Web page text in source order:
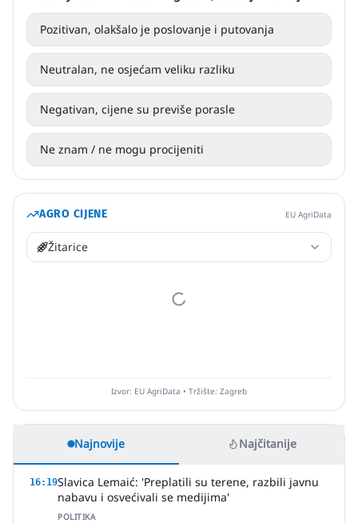
Pozitivan, olakšalo je poslovanje i putovanja
Neutralan, ne osjećam veliku razliku
Negativan, cijene su previše porasle
Ne znam / ne mogu procijeniti
AGRO CIJENE EU AgriData
Žitarice
Izvor: EU AgriData • Tržište: Zagreb
Najnovije Najčitanije
16:19Slavica Lemaić: 'Preplatili su terene, razbili javnu
nabavu i osvećivali se medijima'
POLITIKA